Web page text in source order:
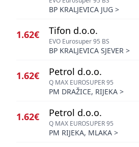
BP KRALJEVICA JUG >
1.62€ Tifon d.o.o.
EVO Eurosuper 95 BS
BP KRALJEVICA SJEVER >
1.62€ Petrol d.o.o.
Q MAX EUROSUPER 95
PM DRAŽICE, RIJEKA >
1.62€ Petrol d.o.o.
Q MAX EUROSUPER 95
PM RIJEKA, MLAKA >